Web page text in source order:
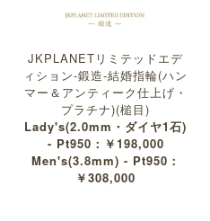
JKPLANETリミテッドエデ
ィション-鍛造-結婚指輪(ハン
マー＆アンティーク仕上げ・
プラチナ)(槌目)
Lady's(2.0mm・ダイヤ1石)
- Pt950：￥198,000
Men's(3.8mm) - Pt950：
￥308,000